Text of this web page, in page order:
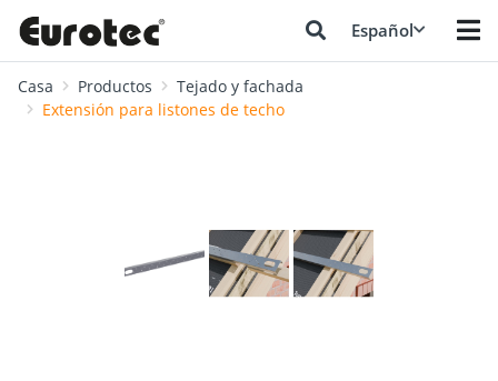
Español
Casa Productos
Tejado y fachada
Extensión para listones de techo